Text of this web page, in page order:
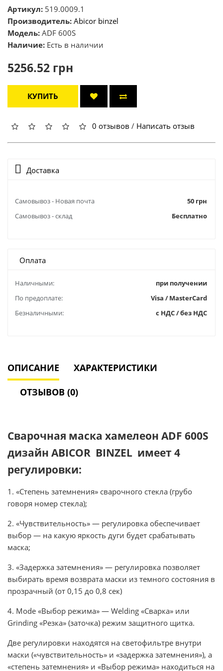
Артикул: 519.0009.1
Производитель: Abicor binzel
Модель: ADF 600S
Наличие: Есть в наличии
5256.52 грн
КУПИТЬ
0 отзывов / Написать отзыв
Доставка
Самовывоз - Новая почта
50 грн
Самовывоз - склад
Бесплатно
Оплата
Наличными:
при получении
По предоплате:
Visa / MasterCard
Безналичными:
с НДС / без НДС
ОПИСАНИЕ ХАРАКТЕРИСТИКИ
ОТЗЫВОВ (0)
Сварочная маска хамелеон ADF 600S
дизайн ABICOR BINZEL имеет 4
регулировки:
1. «Степень затемнения» сварочного стекла (грубо
говоря номер стекла);
2. «Чувствительность» — регулировка обеспечивает
выбор — на какую яркость дуги будет срабатывать
маска;
3. «Задержка затемнения» — регулировка позволяет
выбирать время возврата маски из темного состояния в
прозрачный (от 0,15 до 0,8 сек)
4. Mode «Выбор режима» — Welding «Сварка» или
Grinding «Резка» (заточка) режим защитного щитка.
Две регулировки находятся на светофильтре внутри
маски («чувствительность» и «задержка затемнения»), а
«степень затемнения» и «Выбор режима» находиться на